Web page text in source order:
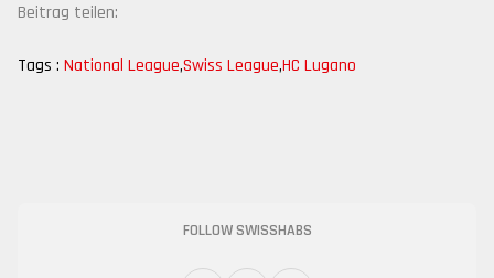
Beitrag teilen:
Tags : National League,Swiss League,HC Lugano
FOLLOW SWISSHABS